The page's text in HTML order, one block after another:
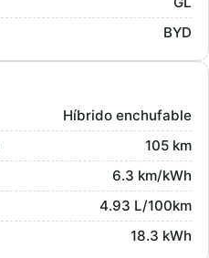
BYD
Híbrido enchufable
105 km
6.3 km/kWh
4.93 L/100km
18.3 kWh